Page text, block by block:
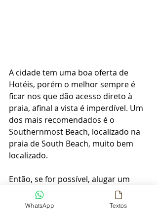
A cidade tem uma boa oferta de
Hotéis, porém o melhor sempre é
ficar nos que dão acesso direto à
praia, afinal a vista é imperdível. Um
dos mais recomendados é o
Southernmost Beach, localizado na
praia de South Beach, muito bem
localizado.
Então, se for possível, alugar um
quarto com varanda é a melhor
pedida.WhatsApp Textos